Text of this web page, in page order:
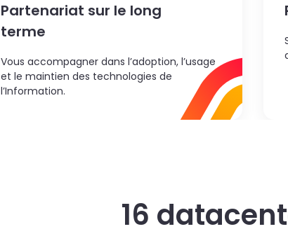
Partenariat sur le long
terme
Vous accompagner dans l’adoption, l’usage
et le maintien des technologies de
l’Information.
16